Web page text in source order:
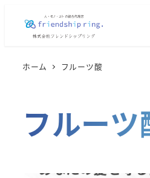
ホーム フルーツ酸
フルーツ